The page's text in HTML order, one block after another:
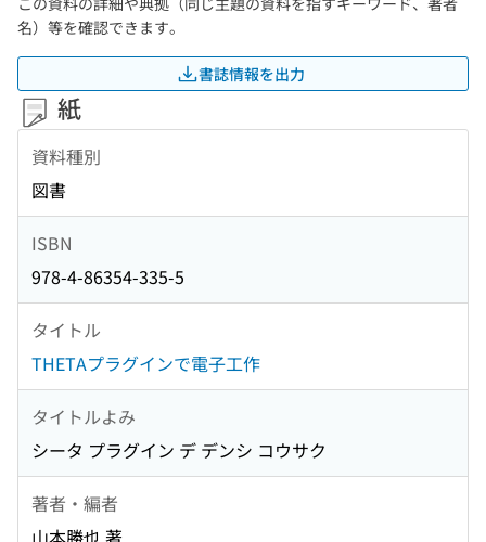
名）等を確認できます。
書誌情報を出力
紙
資料種別
図書
ISBN
978-4-86354-335-5
タイトル
THETAプラグインで電子工作
タイトルよみ
シータ プラグイン デ デンシ コウサク
著者・編者
山本勝也 著